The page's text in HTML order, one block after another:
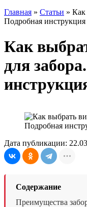
Главная » Статьи » Как
Подробная инструкция
Как
для
Дата публикации:
Содержание
Преимущества